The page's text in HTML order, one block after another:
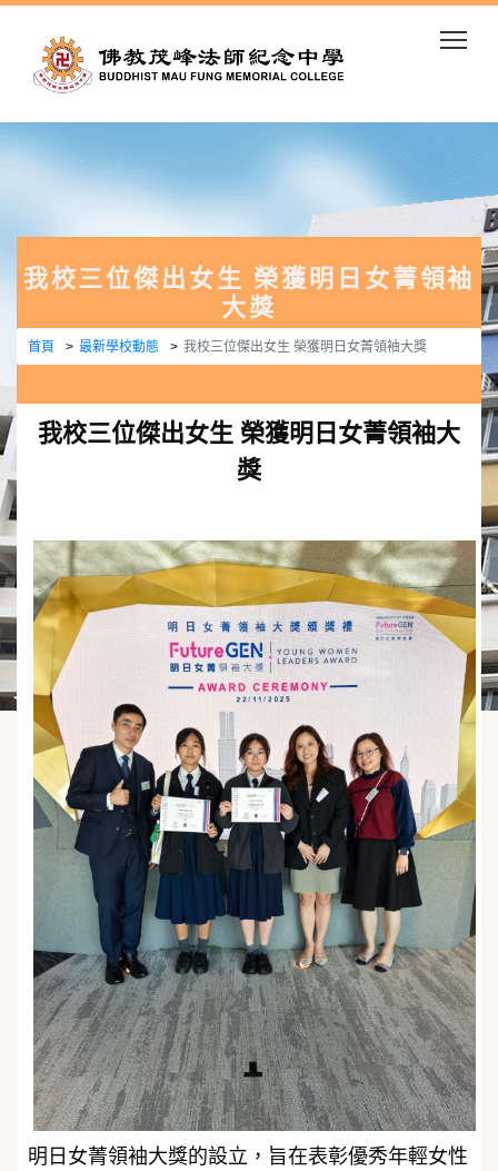
我校三位傑出女生 榮獲明日女菁領袖
大獎
首頁 最新學校動態 我校三位傑出女生 榮獲明日女菁領袖大獎
我校三位傑出女生 榮獲明日女菁領袖大
獎
明日女菁領袖大獎的設立，旨在表彰優秀年輕女性